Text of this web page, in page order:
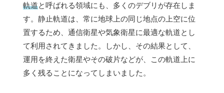
軌道と呼ばれる領域にも、多くのデブリが存在しま
す。静止軌道は、常に地球上の同じ地点の上空に位
置するため、通信衛星や気象衛星に最適な軌道とし
て利用されてきました。しかし、その結果として、
運用を終えた衛星やその破片などが、この軌道上に
多く残ることになってしまいました。